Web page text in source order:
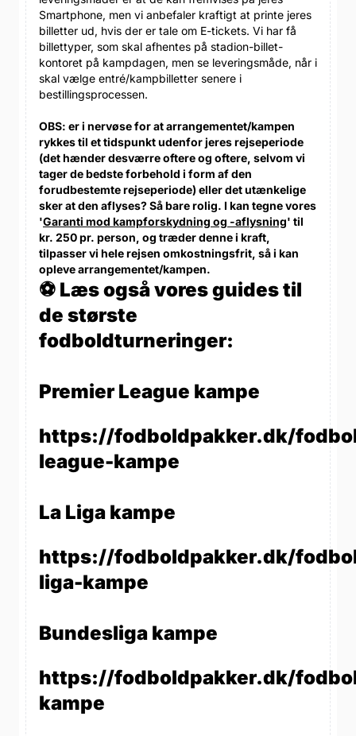
Smartphone, men vi anbefaler kraftigt at printe jeres
billetter ud, hvis der er tale om E-tickets. Vi har få
billettyper, som skal afhentes på stadion-billet-
kontoret på kampdagen, men se leveringsmåde, når i
skal vælge entré/kampbilletter senere i
bestillingsprocessen.
OBS: er i nervøse for at arrangementet/kampen
rykkes til et tidspunkt udenfor jeres rejseperiode
(det hænder desværre oftere og oftere, selvom vi
tager de bedste forbehold i form af den
forudbestemte rejseperiode) eller det utænkelige
sker at den aflyses? Så bare rolig. I kan tegne vores
'Garanti mod kampforskydning og -aflysning' til
kr. 250 pr. person, og træder denne i kraft,
tilpasser vi hele rejsen omkostningsfrit, så i kan
opleve arrangementet/kampen.
⚽ Læs også vores guides til
de største
fodboldturneringer:
Premier League kampe
https://fodboldpakker.dk/
league-kampe
La Liga kampe
https://fodboldpakker.dk/
liga-kampe
Bundesliga kampe
https://fodboldpakker.dk/
kampe